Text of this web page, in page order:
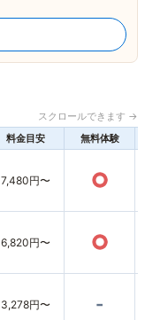
スクロールできます →
料金目安 無料体験
7,480円〜 ○
6,820円〜 ○
3,278円〜 -